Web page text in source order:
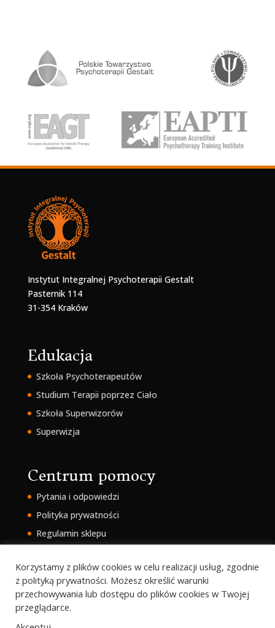
Instytut Integralnej Psychoterapii Gestalt
Pasternik 114
31-354 Kraków
Edukacja
Szkoła Psychoterapeutów
Studium Terapii poprzez Ciało
Szkoła Superwizorów
Superwizja
Centrum pomocy
Pytania i odpowiedzi
Polityka prywatności
Regulamin sklepu
Korzystamy z plików cookies w celu realizacji usług, zgodnie
z polityką prywatności. Możesz określić warunki
przechowywania lub dostępu do plików cookies w Twojej
przeglądarce.